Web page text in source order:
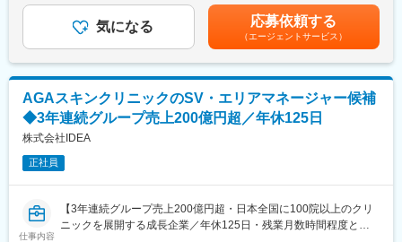
にサポートしていくので、初めての方も安心です。
・基本的に、病院へ常駐するスタイルでの勤務となりますが、同
じ部署のスタッフが常に気にかけてくれるため、不安はすぐに解
消される環境です。
※埼玉・群馬・栃木エリア担当
■やりがい：
・医療機関の課題やお困りごとの解決により、医療従事者が患者
様に向き合う時間が増え、患者様への貢献につながります。
・医療の最前線で働く方からの信頼と期待に応え、感謝される瞬
間は、日本の医療を支える存在であることを実感します。
変更の範囲：会社の定める業務
（1）病院内の物流管理（SPD）
・医療材料や医薬品の調達代行
└材料の仕分けや納品作業はパートさんが担当しております。そ
のため、パートさんの業務サポートやシフト調整も行います。
※医療材料とは？：注射やガーゼなど病院で使用される材料
（2）医療製品の購入価格削減
医療材料の価格は、地域や病院の間で大きなばらつきがため、当
社が、医療スタッフとメーカー、ディーラーの間に立ち、適切な
価格で安定的な調達を実現します。
くまでも目安の金額であり、選考を通じて上下する可能性があり
ます。月給(月額)は固定手当を含めた表記です。
気になる 応募依頼する
（エージェントサービス）
AGAスキンクリニックのSV・エリアマネージャー候補
◆3年連続グループ売上200億円超／年休125日
株式会社IDEA
正社員
仕事内容
【3年連続グループ売上200億円超・日本全国に100院以上のクリ
ニックを展開する成長企業／年休125日・残業月数時間程度とメ